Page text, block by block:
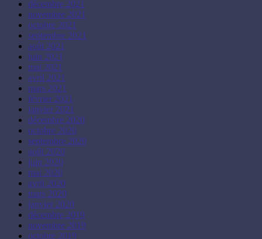
décembre 2021
novembre 2021
octobre 2021
septembre 2021
août 2021
juin 2021
mai 2021
avril 2021
mars 2021
février 2021
janvier 2021
décembre 2020
octobre 2020
septembre 2020
août 2020
juin 2020
mai 2020
avril 2020
mars 2020
janvier 2020
décembre 2019
novembre 2019
octobre 2019